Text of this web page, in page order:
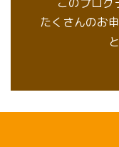
たくさんのお